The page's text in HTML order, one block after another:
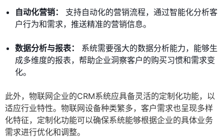
自动化营销：
支持自动化的营销流程，通过智能化分析客
户行为和需求，推送精准的营销信息。
数据分析与报表：
系统需要强大的数据分析能力，能够生
成多维度的报表，帮助企业洞察客户的购买习惯和需求变
化。
此外，物联网企业的CRM系统应具备灵活的定制化功能，以
适应行业特性。物联网设备种类繁多，客户需求也呈现多样
化特征，定制化功能可以确保系统能够根据企业的具体业务
需求进行优化和调整。